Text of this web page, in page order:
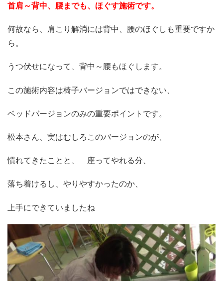
首肩～背中、腰までも、 ほぐす施術です。
何故なら、肩こり解消には背中、腰のほぐしも重要ですか
ら。
うつ伏せになって、 背中～腰もほぐします。
この施術内容は椅子バージョンではできない、
ベッドバージョンのみの重要ポイントです。
松本さん、実はむしろこのバージョンのが、
慣れてきたことと、 座ってやれる分、
落ち着けるし、やりやすかったのか、
上手にできていましたね